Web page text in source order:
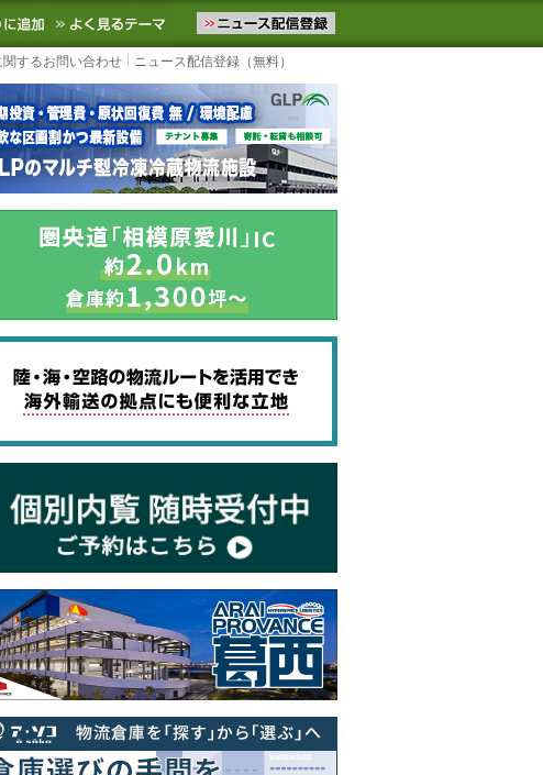
流ニュースをお届けします。物流ニュースメール配信を登録す
お気に入りに追加 よく見るテーマ
関するお問い合わせ ニュース配信登録（無料）